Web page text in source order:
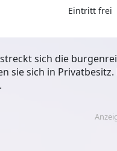
Eintritt frei
sich die
sie sich in